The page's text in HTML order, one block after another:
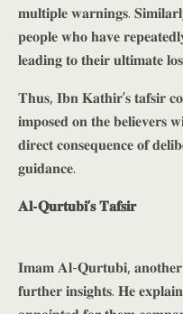
𝐦𝐮𝐥𝐭𝐢𝐩𝐥𝐞 𝐰𝐚𝐫𝐧𝐢𝐧𝐠𝐬.
𝐩𝐞𝐨𝐩𝐥𝐞 𝐰𝐡𝐨 𝐡𝐚𝐯𝐞
𝐥𝐞𝐚𝐝𝐢𝐧𝐠 𝐭𝐨 𝐭𝐡𝐞𝐢𝐫 𝐮𝐥𝐭𝐢𝐦𝐚𝐭𝐞
𝐓𝐡𝐮𝐬, 𝐈𝐛𝐧 𝐊𝐚𝐭𝐡𝐢𝐫’𝐬 𝐭𝐚𝐟𝐬𝐢𝐫
𝐢𝐦𝐩𝐨𝐬𝐞𝐝 𝐨𝐧 𝐭𝐡𝐞 𝐛𝐞𝐥𝐢𝐞𝐯𝐞𝐫𝐬
𝐝𝐢𝐫𝐞𝐜𝐭 𝐜𝐨𝐧𝐬𝐞𝐪𝐮𝐞𝐧𝐜𝐞 𝐨𝐟
𝐠𝐮𝐢𝐝𝐚𝐧𝐜𝐞.
𝐀𝐥-𝐐𝐮𝐫𝐭𝐮𝐛𝐢’𝐬 𝐓𝐚𝐟𝐬𝐢𝐫
𝐈𝐦𝐚𝐦 𝐀𝐥-𝐐𝐮𝐫𝐭𝐮𝐛𝐢, 𝐚𝐧𝐨𝐭𝐡𝐞𝐫
𝐟𝐮𝐫𝐭𝐡𝐞𝐫 𝐢𝐧𝐬𝐢𝐠𝐡𝐭𝐬. 𝐇𝐞